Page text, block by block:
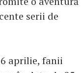
serii de
aprilie, fanii